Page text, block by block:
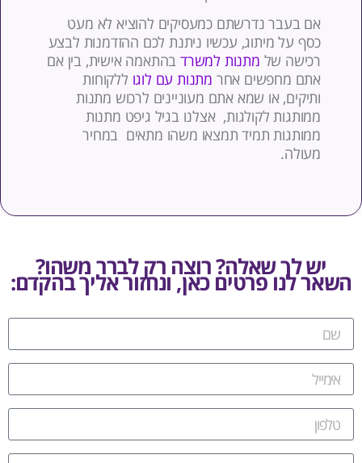
אם בעבר נדרשתם כמעסיקים להוציא לא מעט
כסף על מיתוג, עכשיו ניתנת לכם ההזדמנות לבצע
רכישה שלמתנות למשרד בהתאמה אישית, בין אם
אתם מחפשים אחרמתנות עם לוגו ללקוחות
ותיקים, או שמא אתם מעוניינים לרכוש מתנות
ממותגות לקולגות, אצלנו בגיל גיפט מתנות
ממותגות תמיד תמצאו משהו מתאים במחיר
לך שאלה? רוצה רק לברר משהו?
לנו פרטים כאן, ונחזור אליך בהקדם: